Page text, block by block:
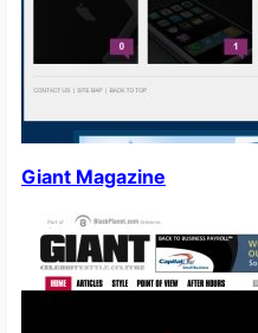
Giant Magazine